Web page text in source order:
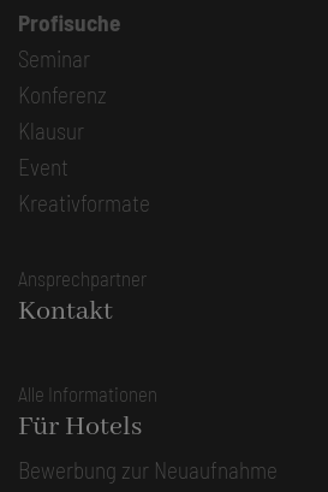
Profisuche
Seminar
Konferenz
Klausur
Event
Kreativformate
Ansprechpartner
Kontakt
Alle Informationen
Für Hotels
Bewerbung zur Neuaufnahme